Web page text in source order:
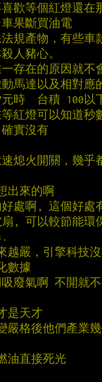
歡等個紅燈還在
果斷買油電
規產物，有些車
人豬心。
存在的原因就不
馬達以及相對應
時  台積 100以
紅燈可以知道秒
實沒有
熄火開關，幾乎
出來的啊
處啊, 這個好處
, 可以較節能環
越嚴，引擎科技
數據
廢氣啊 不開就
是天才
嚴格後他們產業
油直接死光